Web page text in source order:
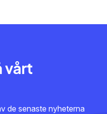
vårt
de senaste nyheterna